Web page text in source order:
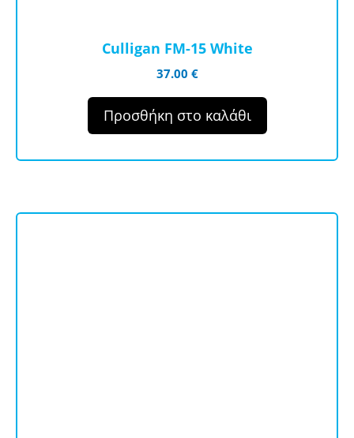
Culligan FM-15 White
37.00 €
Προσθήκη στο καλάθι